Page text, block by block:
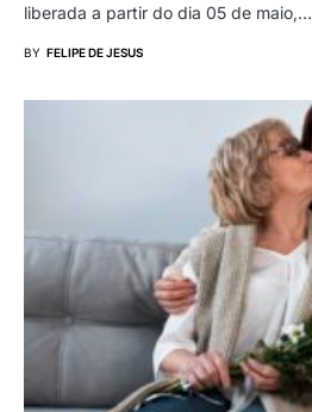
liberada a partir do dia 05 de maio,…
BY FELIPE DE JESUS